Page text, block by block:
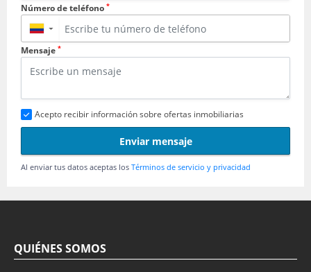
Número de teléfono *
▼
Mensaje *
Acepto recibir información sobre ofertas inmobiliarias
Enviar mensaje
Al enviar tus datos aceptas los Términos de servicio y privacidad
QUIÉNES SOMOS